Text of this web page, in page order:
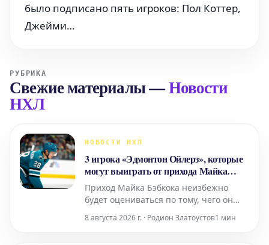
было подписано пять игроков: Пол Коттер,
Джейми…
РУБРИКА
Свежие материалы—Новости
НХЛ
НОВОСТИ НХЛ
3 игрока «Эдмонтон Ойлерз», которые
могут выиграть от прихода Майка
Бэбкока
Приход Майка Бэбкока неизбежно
будет оцениваться по тому, чего он
Макдэвида и Леона Драйзайтля.
8 августа 2026 г. · Родион Златоустов1 мин